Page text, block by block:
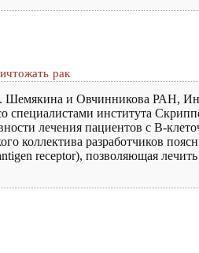
рак
и Овчинникова РАН,
специалистами института
лечения пациентов с В-
коллектива разработчиков
receptor), позволяющая